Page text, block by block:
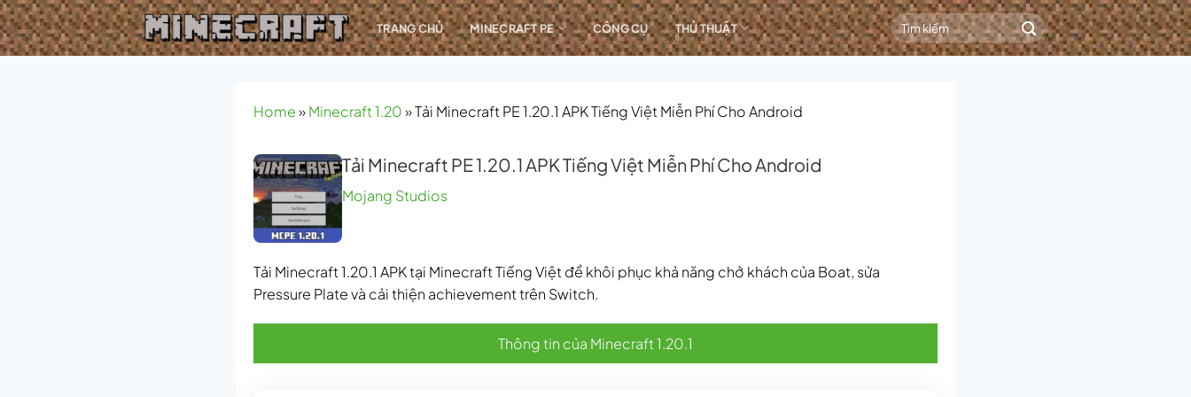
Bỏ
qua
nội
TRANG CHỦ MINECRAFT PE CÔNG CỤ THỦ THUẬT
Home»Minecraft 1.20»Tải Minecraft PE 1.20.1 APK Tiếng Việt Miễn Phí Cho Android
Tải Minecraft PE 1.20.1 APK Tiếng Việt Miễn Phí Cho Android
Mojang Studios
Tải Minecraft 1.20.1 APK tại Minecraft Tiếng Việt để khôi phục khả năng chở khách của Boat, sửa
Pressure Plate và cải thiện achievement trên Switch.
Thông tin của Minecraft 1.20.1